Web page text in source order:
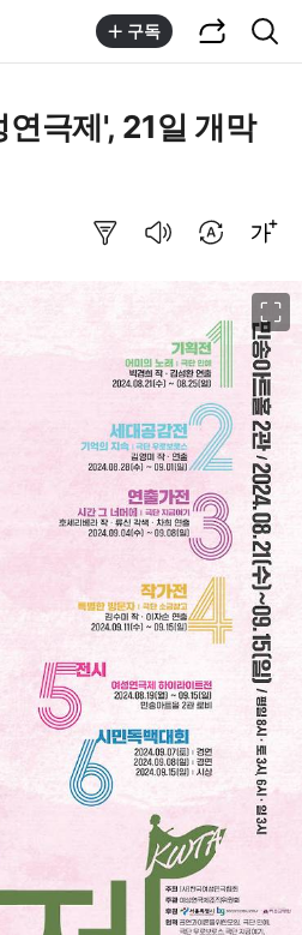
구독
극제', 21일 개막